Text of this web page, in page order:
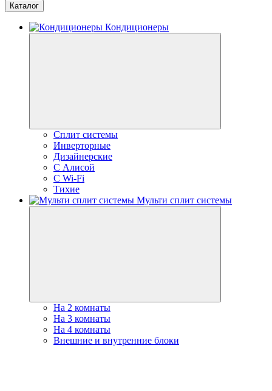
Каталог
Кондиционеры
Сплит системы
Инверторные
Дизайнерские
С Алисой
C Wi-Fi
Тихие
Мульти сплит системы
На 2 комнаты
На 3 комнаты
На 4 комнаты
Внешние и внутренние блоки